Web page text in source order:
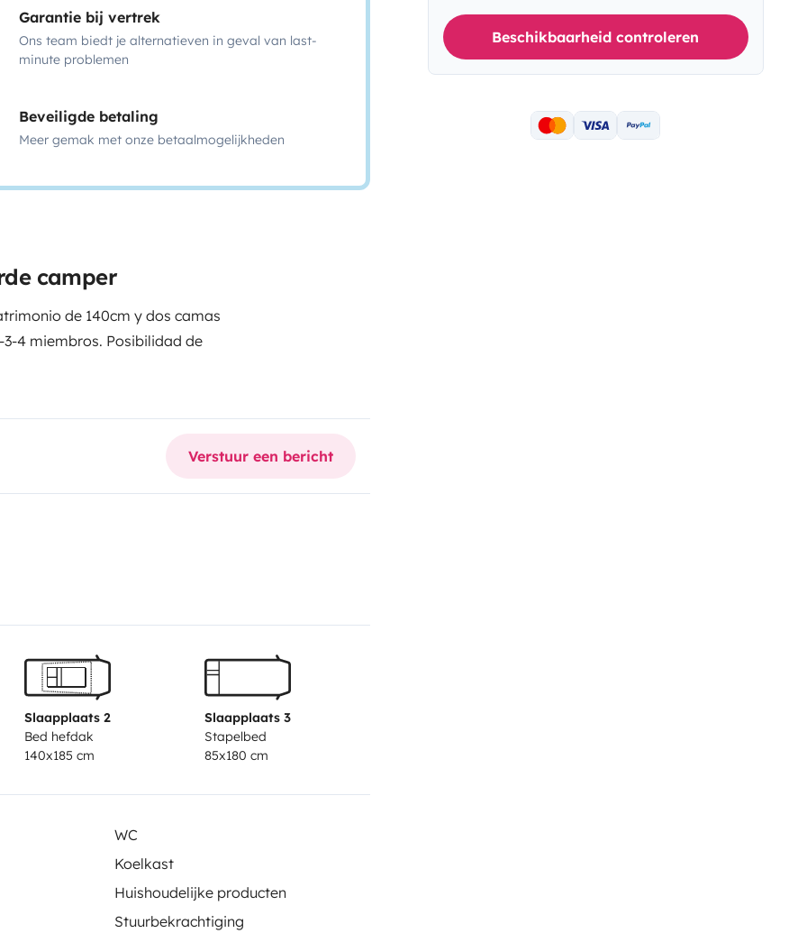
Garantie bij vertrek
Ons team biedt je alternatieven in geval van last-
minute problemen
Beveiligde betaling
Meer gemak met onze betaalmogelijkheden
camper
de 140cm y dos camas
4 miembros. Posibilidad de
fuegos y frigorífico con
(Chromecast), luz led
espejo retrovisor (con la
necesario para la cocina,
GRATIS, así como facilidad de
Verstuur een bericht
Slaapplaats 2
Bed hefdak
140x185 cm
Slaapplaats 3
Stapelbed
85x180 cm
WC
Koelkast
Huishoudelijke producten
Stuurbekrachtiging
Beschikbaarheid controleren